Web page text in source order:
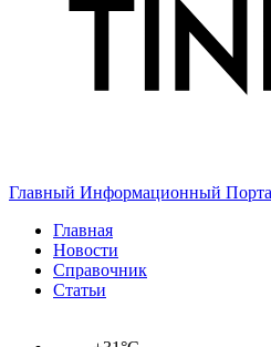
Главный Информационный
Главная
Новости
Справочник
Статьи